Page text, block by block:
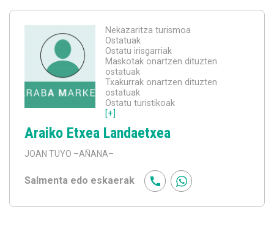
Nekazaritza turismoa
Ostatuak
Ostatu irisgarriak
Maskotak onartzen dituzten
ostatuak
Txakurrak onartzen dituzten
ostatuak
Ostatu turistikoak
[+]
Araiko Etxea Landaetxea
JOAN TUYO –AÑANA–
Salmenta edo eskaerak